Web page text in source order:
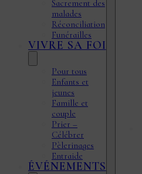
Sacrement des
malades
Réconciliation
Funérailles
VIVRE SA FOI
Pour tous
Enfants et
jeunes
Famille et
couple
Prier –
Célébrer
Pèlerinages
Entraide
ÉVÉNEMENTS